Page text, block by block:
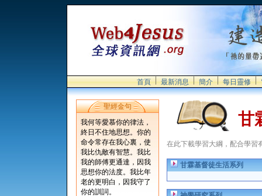
首頁 最新消息 簡介 每日靈修
聖經金句
我何等愛慕你的律法，
終日不住地思想。你的
命令常存在我心裏，使
我比仇敵有智慧。我比
我的師傅更通達，因我
思想你的法度。我比年
老的更明白，因我守了
你的訓詞。
甘
在此下載學習大綱，配合學習
甘霖基督徒生活系列